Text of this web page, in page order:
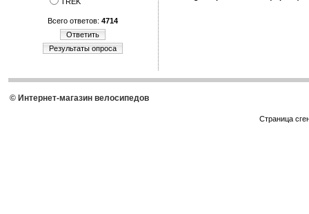
Всего ответов: 4714
Ответить
Результаты опроса
© Интернет-магазин велосипедов
Страница